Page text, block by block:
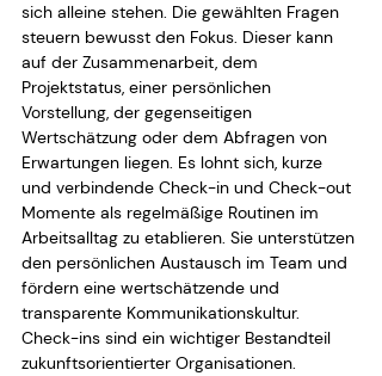
sich alleine stehen. Die gewählten Fragen
steuern bewusst den Fokus. Dieser kann
auf der Zusammenarbeit, dem
Projektstatus, einer persönlichen
Vorstellung, der gegenseitigen
Wertschätzung oder dem Abfragen von
Erwartungen liegen. Es lohnt sich, kurze
und verbindende Check-in und Check-out
Momente als regelmäßige Routinen im
Arbeitsalltag zu etablieren. Sie unterstützen
den persönlichen Austausch im Team und
fördern eine wertschätzende und
transparente Kommunikationskultur.
Check-ins sind ein wichtiger Bestandteil
zukunftsorientierter Organisationen.